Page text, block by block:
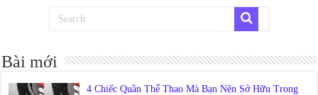
Bài mới
4 Chiếc Quần Thể Thao Mà Bạn Nên Sở Hữu Trong